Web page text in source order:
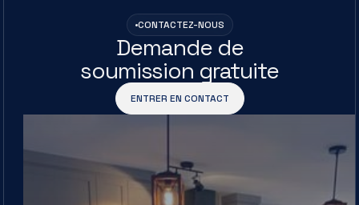
CONTACTEZ-NOUS
Demande de
soumission gratuite
ENTRER EN CONTACT